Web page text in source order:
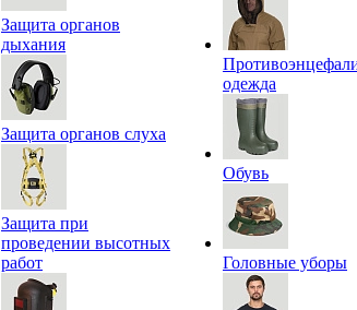
Защита органов
дыхания
Защита органов слуха
Защита при
проведении высотных
работ
одежда
Обувь
Головные уборы